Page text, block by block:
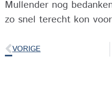
Mullender nog
zo snel terecht kon
VORIGE